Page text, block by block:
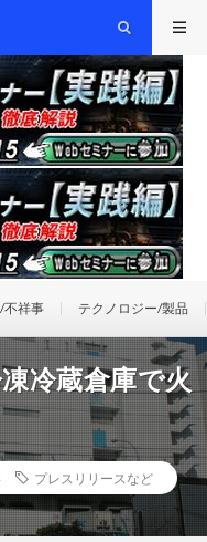
不祥事 テクノロジー/製品
冷蔵倉庫で火
プレスリリースなど